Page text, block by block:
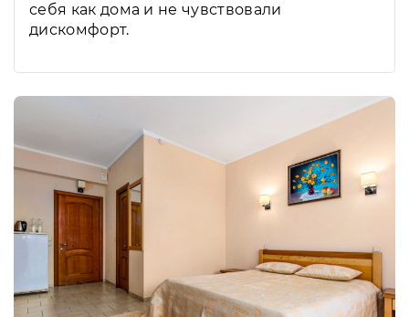
себя как дома и не чувствовали
дискомфорт.